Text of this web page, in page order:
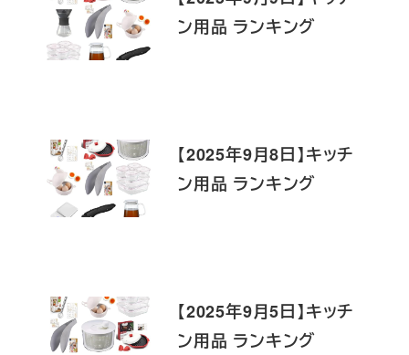
ン用品 ランキング
【2025年9月8日】キッチ
ン用品 ランキング
【2025年9月5日】キッチ
ン用品 ランキング